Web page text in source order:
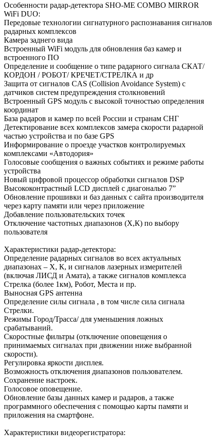
Особенности радар-детектора SHO-ME COMBO MIRROR
WiFi DUO:
Передовые технологии сигнатурного распознавания сигналов
радарных комплексов
Камера заднего вида
Встроенный WiFi модуль для обновления баз камер и
встроенного ПО
Определение и сообщение о типе радарного сигнала СКАТ/
КОРДОН / РОБОТ/ КРЕЧЕТ/СТРЕЛКА и др
Защита от сигналов CAS (Collision Avoidance System) с
датчиков систем предупреждения столкновений
Встроенный GPS модуль с высокой точностью определения
координат
База радаров и камер по всей России и странам СНГ
Детектирование всех комплексов замера скорости радарной
частью устройства и по базе GPS
Информирование о проезде участков контролируемых
комплексами «Автодория»
Голосовые сообщения о важных событиях и режиме работы
устройства
Новый цифровой процессор обработки сигналов DSP
Высококонтрастный LCD дисплей c диагональю 7”
Обновление прошивки и баз данных с сайта производителя
через карту памяти или через приложение
Добавление пользовательских точек
Отключение частотных диапазонов (Х,К) по выбору
пользователя
Характеристики радар-детектора:
Определение радарных сигналов во всех актуальных
диапазонах – Х, К, и сигналов лазерных измерителей
(включая ЛИСД и Амата), а также сигналов комплекса
Стрелка (более 1км), Робот, Места и пр.
Выносная GPS антенна
Определение силы сигнала , в том числе сила сигнала
Стрелки.
Режимы Город/Трасса/ для уменьшения ложных
срабатываний.
Скоростные фильтры (отключение оповещения о
принимаемых сигналах при движении ниже выбранной
скорости).
Регулировка яркости дисплея.
Возможность отключения диапазонов пользователем.
Сохранение настроек.
Голосовое оповещение.
Обновление базы данных камер и радаров, а также
программного обеспечения с помощью карты памяти и
приложения на смартфоне.
Характеристики видеорегистратора: